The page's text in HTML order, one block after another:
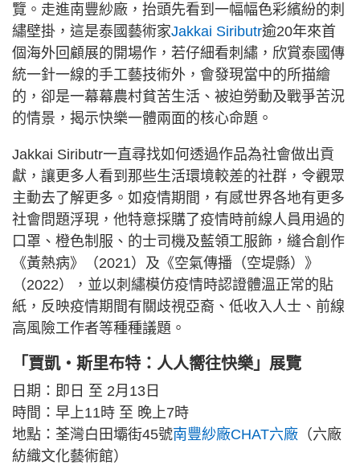
覽。走進南豐紗廠，抬頭先看到一幅幅色彩繽紛的刺
繡壁掛，這是泰國藝術家Jakkai Siributr逾20年來首
個海外回顧展的開場作，若仔細看刺繡，欣賞泰國傳
統一針一線的手工藝技術外，會發現當中的所描繪
的，卻是一幕幕農村貧苦生活、被迫勞動及戰爭苦況
的情景，揭示快樂一體兩面的核心命題。
Jakkai Siributr一直尋找如何透過作品為社會做出貢
獻，讓更多人看到那些生活環境較差的社群，令觀眾
主動去了解更多。如疫情期間，有感世界各地有更多
社會問題浮現，他特意採購了疫情時前線人員用過的
口罩、橙色制服、的士司機及藍領工服飾，縫合創作
《黃熱病》（2021）及《空氣傳播（空堤縣）》
（2022），並以刺繡模仿疫情時認證體溫正常的貼
紙，反映疫情期間有關歧視亞裔、低收入人士、前線
高風險工作者等種種議題。
「賈凱・斯里布特：人人嚮往快樂」展覽
日期：即日 至 2月13日
時間：早上11時 至 晚上7時
地點：荃灣白田壩街45號南豐紗廠CHAT六廠 （六廠
紡織文化藝術館）